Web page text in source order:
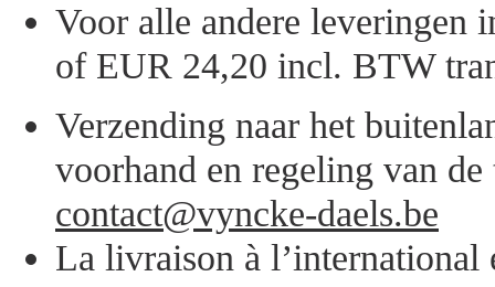
Voor alle andere
of EUR 24,20 incl. BTW
Verzending naar het
voorhand en regeling van
contact@vyncke-daels.be
La livraison à l’international